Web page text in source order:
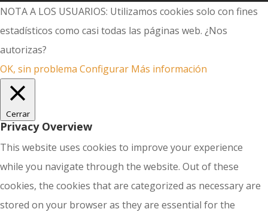
NOTA A LOS USUARIOS: Utilizamos cookies solo con fines
estadísticos como casi todas las páginas web. ¿Nos
autorizas?
OK, sin problema Configurar Más información
Cerrar
Privacy Overview
This website uses cookies to improve your experience
while you navigate through the website. Out of these
cookies, the cookies that are categorized as necessary are
stored on your browser as they are essential for the